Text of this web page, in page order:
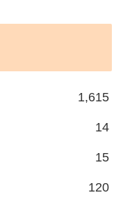
1,615
14
15
120